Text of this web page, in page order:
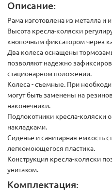
Описание:
Рама изготовлена из металла
Высота кресла-коляски
кнопочным фиксатором через
Два колеса оснащены
позволяют надежно
стационарном положении.
Колеса - съемные. При
могут быть заменены на
наконечники.
Подлокотники кресла-коляски
накладками.
Сиденье и санитарная емкость
легкомоющегося пластика.
Конструкция кресла-коляски
унитазом.
Комплектация: